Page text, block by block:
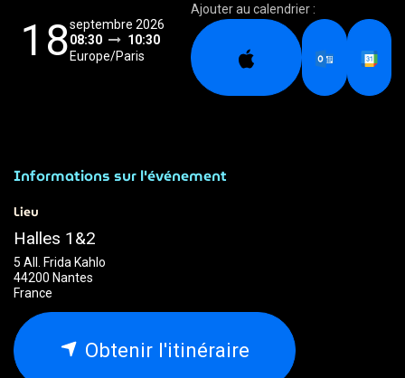
18septembre 2026
08:30
10:30
Europe/Paris
Ajouter au calendrier :
Informations sur l'événement
Lieu
Halles 1&2
5 All. Frida Kahlo
44200 Nantes
France
Obtenir l'itinéraire